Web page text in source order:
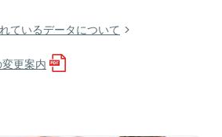
ているデータについて
更案内